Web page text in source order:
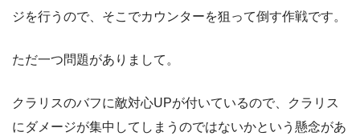
ジを行うので、そこでカウンターを狙って倒す作戦です。
ただ一つ問題がありまして。
クラリスのバフに敵対心UPが付いているので、クラリス
にダメージが集中してしまうのではないかという懸念があ